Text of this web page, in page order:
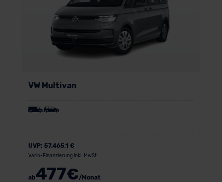
VW Multivan
UVP: 57.465,1 €
Vario-Finanzierung inkl. MwSt.
ab477€/Monat